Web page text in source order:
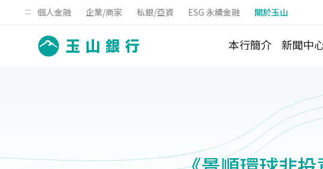
::: 個人金融 企業/商家 私銀/亞資 ESG 永續金融 關於玉山
本行簡介 新聞中